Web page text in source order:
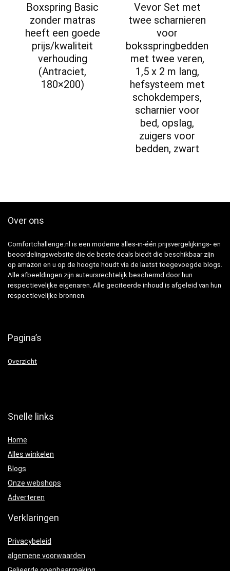
Boxspring Basic
zonder matras
heeft een goede
prijs/kwaliteit
verhouding
(Antraciet,
180×200)
Vevor Set met
twee scharnieren
voor
boksspringbedden
met twee veren,
1,5 x 2 m lang,
hefsysteem met
schokdempers,
scharnier voor
bed, opslag,
zuigers voor
bedden, zwart
Over ons
Comfortchallenge.nl is een moderne alles-in-één prijsvergelijkings- en
beoordelingswebsite die de beste deals biedt die beschikbaar zijn
op amazon en u op de hoogte houdt via de laatst toegevoegde blogs.
Alle afbeeldingen zijn auteursrechtelijk beschermd door hun
respectievelijke eigenaren. Alle geciteerde inhoud is afgeleid van hun
respectievelijke bronnen.
Pagina’s
Overzicht
Snelle links
Home
Alles winkelen
Blogs
Onze webshops
Adverteren
Verklaringen
Privacybeleid
algemene voorwaarden